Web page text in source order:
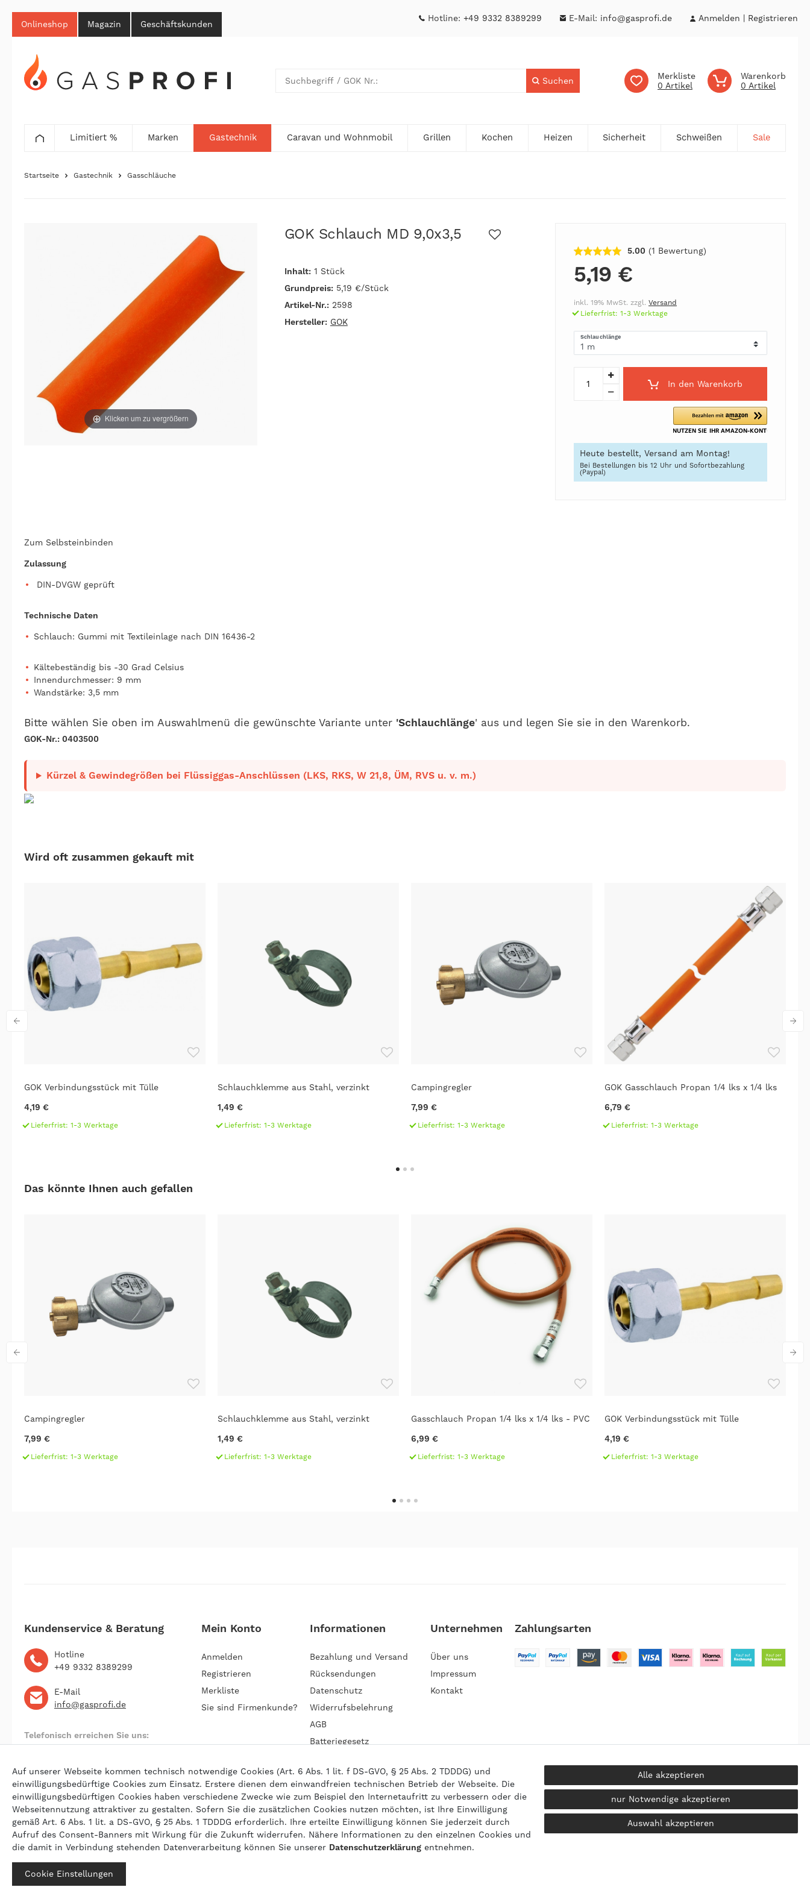
Onlineshop Magazin Geschäftskunden
Hotline: +49 9332 8389299 E-Mail: info@gasprofi.de Anmelden Registrieren
Merkliste
0
Warenkorb
0
Suchen
Limitiert % Marken Gastechnik Caravan und Wohnmobil Grillen Kochen Heizen Sicherheit Schweißen Sale
Startseite Gastechnik Gasschläuche
Klicken um zu vergrößern
GOK Schlauch MD 9,0x3,5
Inhalt:1 Stück
Grundpreis:5,19 €/Stück
Artikel-Nr.:2598
Hersteller: GOK
5.00 (1 Bewertung)
5,19 €
Schlauchlänge
In den Warenkorb
inkl. 19% MwSt. zzgl. Versand
Lieferfrist: 1-3 Werktage
Heute bestellt, Versand am Montag!
Bei Bestellungen bis 12 Uhr und Sofortbezahlung
(Paypal)
Zum Selbsteinbinden
Zulassung
DIN-DVGW geprüft
Technische Daten
Schlauch: Gummi mit Textileinlage nach DIN 16436-2
Kältebeständig bis -30 Grad Celsius
Innendurchmesser: 9 mm
Wandstärke: 3,5 mm
Bitte wählen Sie oben im Auswahlmenü die gewünschte Variante unter 'Schlauchlänge' aus und legen Sie sie in den Warenkorb.
GOK-Nr.: 0403500
Kürzel & Gewindegrößen bei Flüssiggas-Anschlüssen (LKS, RKS, W 21,8, ÜM, RVS u. v. m.)
Wird oft zusammen gekauft mit
GOK Verbindungsstück mit Tülle
4,19 €
Lieferfrist: 1-3 Werktage
Schlauchklemme aus Stahl, verzinkt
1,49 €
Lieferfrist: 1-3 Werktage
Campingregler
7,99 €
Lieferfrist: 1-3 Werktage
GOK Gasschlauch Propan 1/4 lks x 1/4 lks
6,79 €
Lieferfrist: 1-3 Werktage
Das könnte Ihnen auch gefallen
Campingregler
7,99 €
Lieferfrist: 1-3 Werktage
Schlauchklemme aus Stahl, verzinkt
1,49 €
Lieferfrist: 1-3 Werktage
Gasschlauch Propan 1/4 lks x 1/4 lks - PVC
6,99 €
Lieferfrist: 1-3 Werktage
GOK Verbindungsstück mit Tülle
4,19 €
Lieferfrist: 1-3 Werktage
Kundenservice & Beratung
Hotline
+49 9332 8389299
E-Mail
info@gasprofi.de
Telefonisch erreichen Sie uns:
Montag bis Freitag 09:00 bis 22:00 Uhr
Mein Konto
Anmelden
Registrieren
Merkliste
Sie sind Firmenkunde?
Informationen
Bezahlung und Versand
Rücksendungen
Datenschutz
Widerrufsbelehrung
AGB
Batteriegesetz
Unternehmen
Über uns
Impressum
Kontakt
Zahlungsarten
© 2026 gasprofi / Alle Preise sind inkl. geseztl. Mehrwertsteuer und zzgl.Versandkosten
powered bycreateyourtemplate
Auf unserer Webseite kommen technisch notwendige Cookies (Art. 6 Abs. 1 lit. f DS-GVO, § 25 Abs. 2 TDDDG) und
einwilligungsbedürftige Cookies zum Einsatz. Erstere dienen dem einwandfreien technischen Betrieb der Webseite. Die
einwilligungsbedürftigen Cookies haben verschiedene Zwecke wie zum Beispiel den Internetaufritt zu verbessern oder die
Webseitennutzung attraktiver zu gestalten. Sofern Sie die zusätzlichen Cookies nutzen möchten, ist Ihre Einwilligung
gemäß Art. 6 Abs. 1 lit. a DS-GVO, § 25 Abs. 1 TDDDG erforderlich. Ihre erteilte Einwilligung können Sie jederzeit durch
Aufruf des Consent-Banners mit Wirkung für die Zukunft widerrufen. Nähere Informationen zu den einzelnen Cookies und
die damit in Verbindung stehenden Datenverarbeitung können Sie unserer Daten­schutz­erklärung entnehmen.
Cookie Einstellungen
Alle akzeptieren
nur Notwendige akzeptieren
Auswahl akzeptieren